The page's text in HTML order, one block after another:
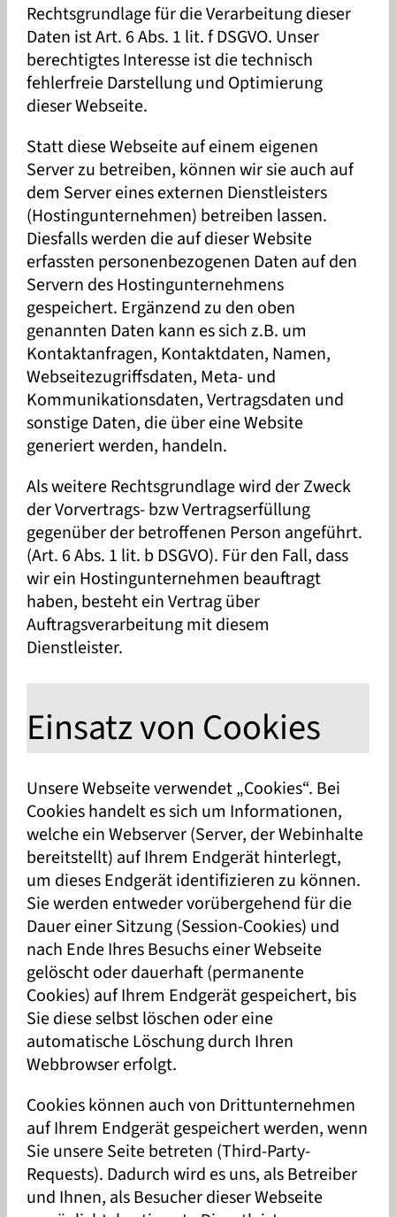
Rechtsgrundlage für die Verarbeitung dieser
Daten ist Art. 6 Abs. 1 lit. f DSGVO. Unser
berechtigtes Interesse ist die technisch
fehlerfreie Darstellung und Optimierung
dieser Webseite.
Statt diese Webseite auf einem eigenen
Server zu betreiben, können wir sie auch auf
dem Server eines externen Dienstleisters
(Hostingunternehmen) betreiben lassen.
Diesfalls werden die auf dieser Website
erfassten personenbezogenen Daten auf den
Servern des Hostingunternehmens
gespeichert. Ergänzend zu den oben
genannten Daten kann es sich z.B. um
Kontaktanfragen, Kontaktdaten, Namen,
Webseitezugriffsdaten, Meta- und
Kommunikationsdaten, Vertragsdaten und
sonstige Daten, die über eine Website
generiert werden, handeln.
Als weitere Rechtsgrundlage wird der Zweck
der Vorvertrags- bzw Vertragserfüllung
gegenüber der betroffenen Person angeführt.
(Art. 6 Abs. 1 lit. b DSGVO). Für den Fall, dass
wir ein Hostingunternehmen beauftragt
haben, besteht ein Vertrag über
Auftragsverarbeitung mit diesem
Dienstleister.
Einsatz von Cookies
Unsere Webseite verwendet „Cookies“. Bei
Cookies handelt es sich um Informationen,
welche ein Webserver (Server, der Webinhalte
bereitstellt) auf Ihrem Endgerät hinterlegt,
um dieses Endgerät identifizieren zu können.
Sie werden entweder vorübergehend für die
Dauer einer Sitzung (Session-Cookies) und
nach Ende Ihres Besuchs einer Webseite
gelöscht oder dauerhaft (permanente
Cookies) auf Ihrem Endgerät gespeichert, bis
Sie diese selbst löschen oder eine
automatische Löschung durch Ihren
Webbrowser erfolgt.
Cookies können auch von Drittunternehmen
auf Ihrem Endgerät gespeichert werden, wenn
Sie unsere Seite betreten (Third-Party-
Requests). Dadurch wird es uns, als Betreiber
und Ihnen, als Besucher dieser Webseite